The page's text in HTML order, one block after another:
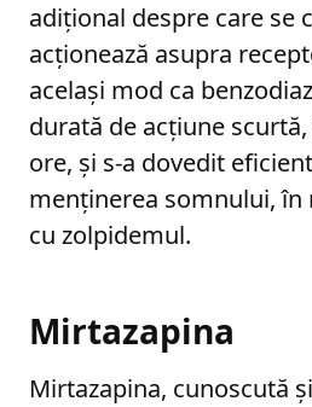
adițional despre care se
acționează asupra
același mod ca
durată de acțiune
ore, și s-a dovedit
menținerea somnului,
cu zolpidemul.
Mirtazapina
Mirtazapina, cunoscută